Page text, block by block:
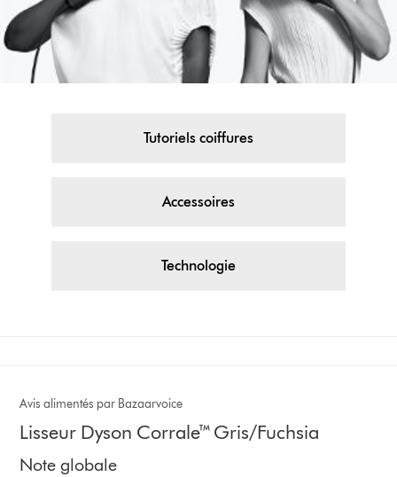
Tutoriels coiffures
Accessoires
Technologie
Avis alimentés par Bazaarvoice
Lisseur Dyson Corrale™ Gris/Fuchsia
Note globale